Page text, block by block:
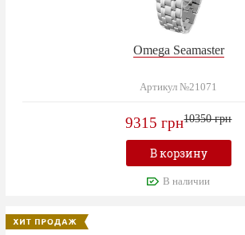
Omega Seamaster
Артикул №21071
9315 грн10350 грн
В корзину
В наличии